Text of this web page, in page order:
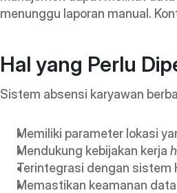
menunggu laporan manual.
Hal yang Perlu
Sistem absensi karyawan
Memiliki parameter lokasi
Mendukung kebijakan kerja
Terintegrasi dengan sistem
Memastikan keamanan